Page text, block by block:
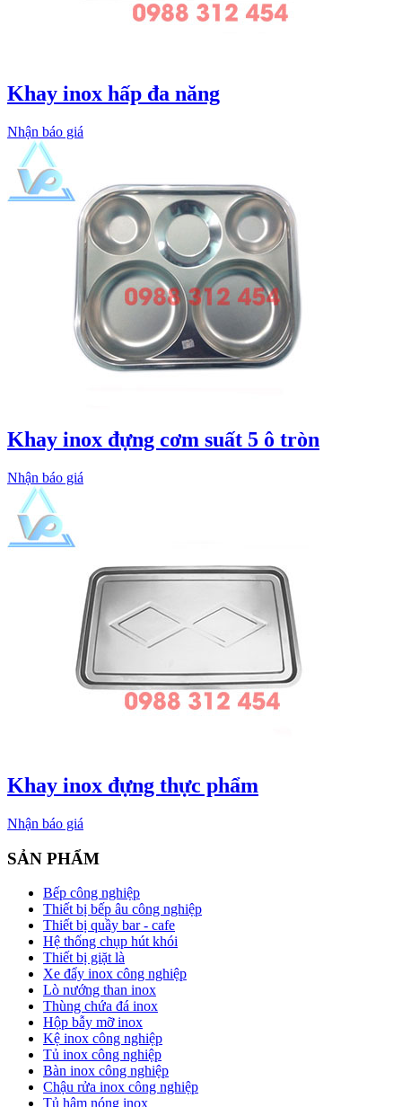
Khay inox hấp đa năng
Nhận báo giá
Khay inox đựng cơm suất 5 ô tròn
Nhận báo giá
Khay inox đựng thực phẩm
Nhận báo giá
SẢN PHẨM
Bếp công nghiệp
Thiết bị bếp âu công nghiệp
Thiết bị quầy bar - cafe
Hệ thống chụp hút khói
Thiết bị giặt là
Xe đẩy inox công nghiệp
Lò nướng than inox
Thùng chứa đá inox
Hộp bẫy mỡ inox
Kệ inox công nghiệp
Tủ inox công nghiệp
Bàn inox công nghiệp
Chậu rửa inox công nghiệp
Tủ hâm nóng inox